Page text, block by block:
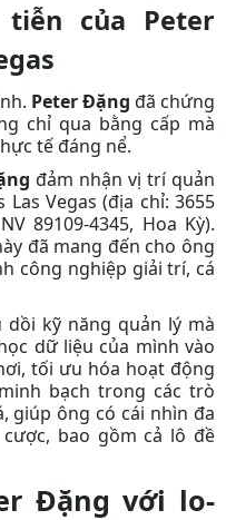
của Peter
Peter Đặng đã chứng
chỉ qua bằng cấp mà
tế đáng nể.
đảm nhận vị trí quản
Vegas (địa chỉ: 3655
89109-4345, Hoa Kỳ).
đã mang đến cho ông
công nghiệp giải trí, cá
kỹ năng quản lý mà
dữ liệu của mình vào
tối ưu hóa hoạt động
bạch trong các trò
giúp ông có cái nhìn đa
bao gồm cả lô đề
Đặng với lo-